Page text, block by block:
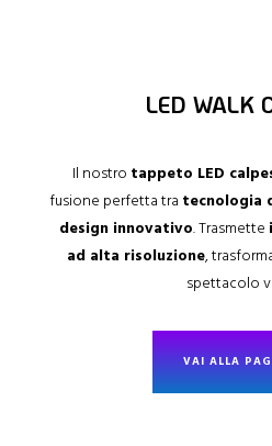
LED WALK
Il nostro tappeto LED
fusione perfetta tra tecnologia
design innovativo. Trasmette
ad alta risoluzione,
spettacolo
VAI ALLA